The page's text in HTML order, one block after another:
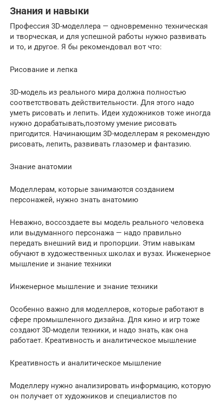
Знания и навыки
Профессия 3D-моделлера — одновременно техническая
и творческая, и для успешной работы нужно развивать
и то, и другое. Я бы рекомендовал вот что:
Рисование и лепка
3D-модель из реального мира должна полностью
соответствовать действительности. Для этого надо
уметь рисовать и лепить. Идеи художников тоже иногда
нужно дорабатывать,поэтому умение рисовать
пригодится. Начинающим 3D-моделлерам я рекомендую
рисовать, лепить, развивать глазомер и фантазию.
Знание анатомии
Моделлерам, которые занимаются созданием
персонажей, нужно знать анатомию
Неважно, воссоздаете вы модель реального человека
или выдуманного персонажа — надо правильно
передать внешний вид и пропорции. Этим навыкам
обучают в художественных школах и вузах. Инженерное
мышление и знание техники
Инженерное мышление и знание техники
Особенно важно для моделлеров, которые работают в
сфере промышленного дизайна. Для кино и игр тоже
создают 3D-модели техники, и надо знать, как она
работает. Креативность и аналитическое мышление
Креативность и аналитическое мышление
Моделлеру нужно анализировать информацию, которую
он получает от художников и специалистов по